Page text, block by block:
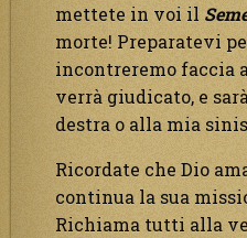
mettete in voi il
morte! Preparatevi
incontreremo faccia
verrà giudicato, e
destra o alla mia
Ricordate che Dio
continua la sua
Richiama tutti alla